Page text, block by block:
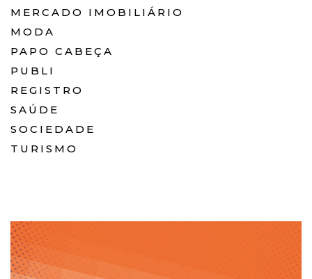
MERCADO IMOBILIÁRIO
MODA
PAPO CABEÇA
PUBLI
REGISTRO
SAÚDE
SOCIEDADE
TURISMO